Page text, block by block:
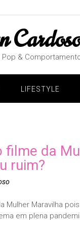
Pop &
LIFESTYLE
filme da
ruim?
Mulher Maravilha
em plena